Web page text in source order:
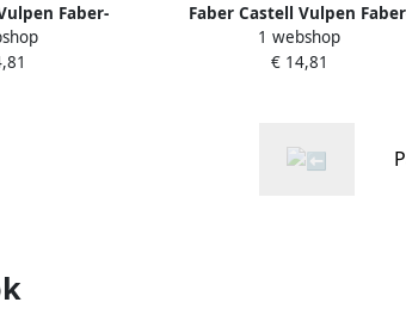
Faber-
M caribic blue
Faber Castell Vulpen
Castell Poly Pen B zwart
1 webshop
€ 14,81